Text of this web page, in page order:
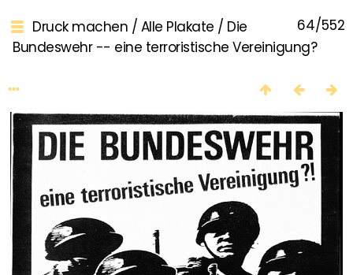
64/552
Druck machen / Alle Plakate / Die
Bundeswehr -- eine terroristische Vereinigung?